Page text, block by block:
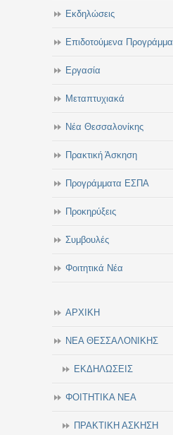
Εκδηλώσεις
Επιδοτούμενα
Εργασία
Μεταπτυχιακά
Νέα Θεσσαλονίκης
Πρακτική Άσκηση
Προγράμματα ΕΣΠΑ
Προκηρύξεις
Συμβουλές
Φοιτητικά Νέα
ΑΡΧΙΚΗ
ΝΕΑ ΘΕΣΣΑΛΟΝΙΚΗΣ
ΕΚΔΗΛΩΣΕΙΣ
ΦΟΙΤΗΤΙΚΑ ΝΕΑ
ΠΡΑΚΤΙΚΗ ΑΣΚΗΣΗ